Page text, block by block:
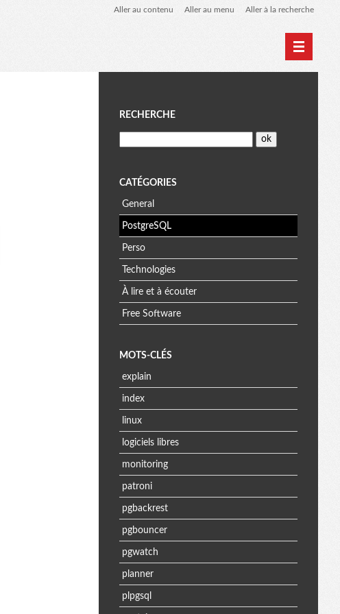
Aller au contenu Aller au menu Aller à la recherche
M
e
n
u
RECHERCHE
CATÉGORIES
General
PostgreSQL
Perso
Technologies
À lire et à écouter
Free Software
MOTS-CLÉS
explain
index
linux
logiciels libres
monitoring
patroni
pgbackrest
pgbouncer
pgwatch
planner
plpgsql